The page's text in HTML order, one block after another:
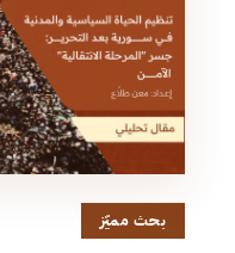
بحث مميّز